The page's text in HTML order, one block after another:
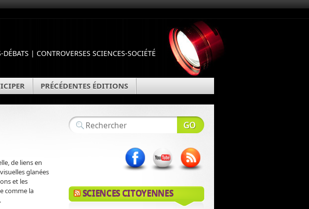
DÉBATS | CONTROVERSES SCIENCES-SOCIÉTÉ
PRÉCÉDENTES ÉDITIONS
de liens en
glanées
et les
comme la
SCIENCES CITOYENNES